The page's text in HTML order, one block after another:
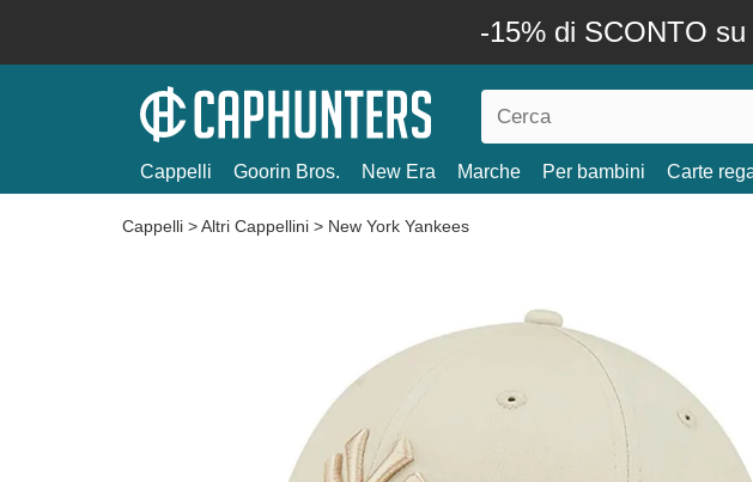
-15% di SCONTO
Cappelli Goorin Bros. New Era Marche Per bambini Carte
Cappelli >Altri Cappellini > New York Yankees